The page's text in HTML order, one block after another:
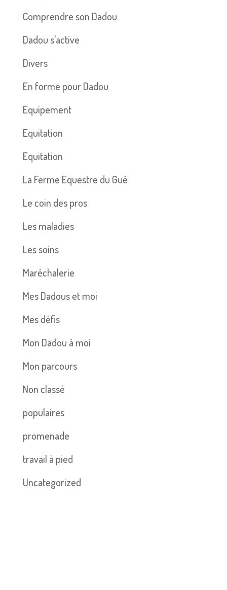
Comprendre son Dadou
Dadou s'active
Divers
En forme pour Dadou
Equipement
Equitation
Equitation
La Ferme Equestre du Gué
Le coin des pros
Les maladies
Les soins
Maréchalerie
Mes Dadous et moi
Mes défis
Mon Dadou à moi
Mon parcours
Non classé
populaires
promenade
travail à pied
Uncategorized